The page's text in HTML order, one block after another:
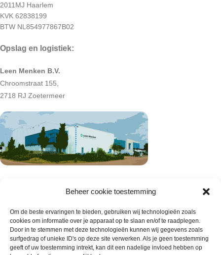
Beheer cookie toestemming
Om de beste ervaringen te bieden, gebruiken wij technologieën zoals
cookies om informatie over je apparaat op te slaan en/of te raadplegen.
Door in te stemmen met deze technologieën kunnen wij gegevens zoals
surfgedrag of unieke ID's op deze site verwerken. Als je geen toestemming
geeft of uw toestemming intrekt, kan dit een nadelige invloed hebben op
2011MJ Haarlem
KVK 62838199
BTW NL854977867B02
Opslag en logistiek:
Leen Menken B.V.
Chroomstraat 155,
2718 RJ Zoetermeer